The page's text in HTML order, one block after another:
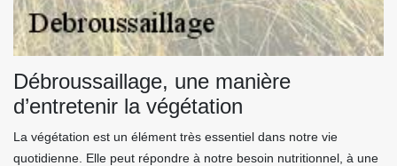
Débroussaillage, une manière
d’entretenir la végétation
La végétation est un élément très essentiel dans notre vie
quotidienne. Elle peut répondre à notre besoin nutritionnel, à une